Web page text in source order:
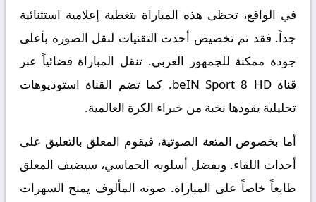
في الواقع، تحظى هذه المباراة بتغطية إعلامية استثنائية
جداً. فقد تم تخصيص أحدث التقنيات لنقل الصورة بأعلى
جودة ممكنة للجمهور العربي. تنقل المباراة فضائياً عبر
قناةbeIN Sport 8 HD. كما تضم القناة استوديوهات
تحليلية يقودها نخبة من خبراء الكرة العالمية.
أما بخصوص المتعة الصوتية، فيقوم المعلق بالتعليق على
أحداث اللقاء. وبفضل أسلوبه الحماسي، سيضيف المعلق
طابعاً خاصاً على المباراة. صوته المألوف يمنح السهرات